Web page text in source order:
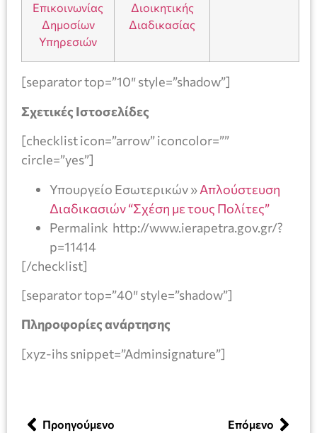
Επικοινωνίας
Δημοσίων
Υπηρεσιών
Διοικητικής
Διαδικασίας
[separator top=”10″ style=”shadow”]
Σχετικές Ιστοσελίδες
[checklist icon=”arrow” iconcolor=””
circle=”yes”]
Υπουργείο Εσωτερικών »Απλούστευση
Διαδικασιών “Σχέση με τους Πολίτες”
Permalink http://www.ierapetra.gov.gr/?
p=11414
[/checklist]
[separator top=”40″ style=”shadow”]
Πληροφορίες ανάρτησης
[xyz-ihs snippet=”Adminsignature”]
Προηγούμενο Επόμενο